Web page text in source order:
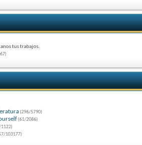
tus trabajos.
(296/5790)
(61/2086)
103177)